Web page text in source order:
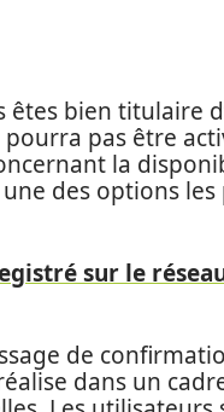
bien titulaire
pourra pas être
la
des options
sur le
de
dans un